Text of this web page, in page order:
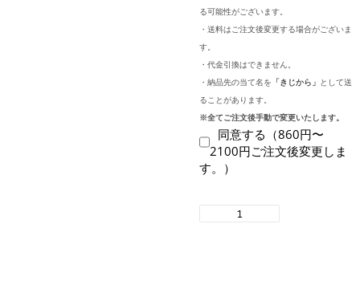
る可能性がございます。
・送料はご注文後変更する場合がございま
す。
・代金引換はできません。
・納品先の当て名を 「きじから」 として送
ることがあります。
※全てご注文後手動で変更いたします。
同意する（860円〜
2100円ご注文後変更しま
す。）
Printstar